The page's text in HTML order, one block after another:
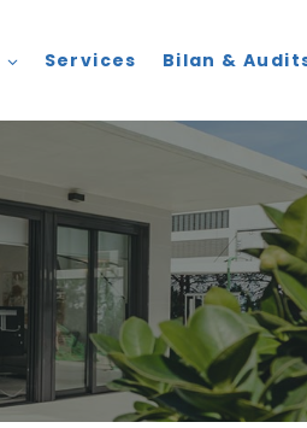
Services Bilan &